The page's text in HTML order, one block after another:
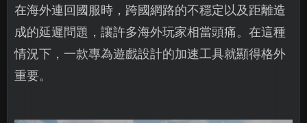
在海外連回國服時，跨國網路的不穩定以及距離造
成的延遲問題，讓許多海外玩家相當頭痛。在這種
情況下，一款專為遊戲設計的加速工具就顯得格外
重要。